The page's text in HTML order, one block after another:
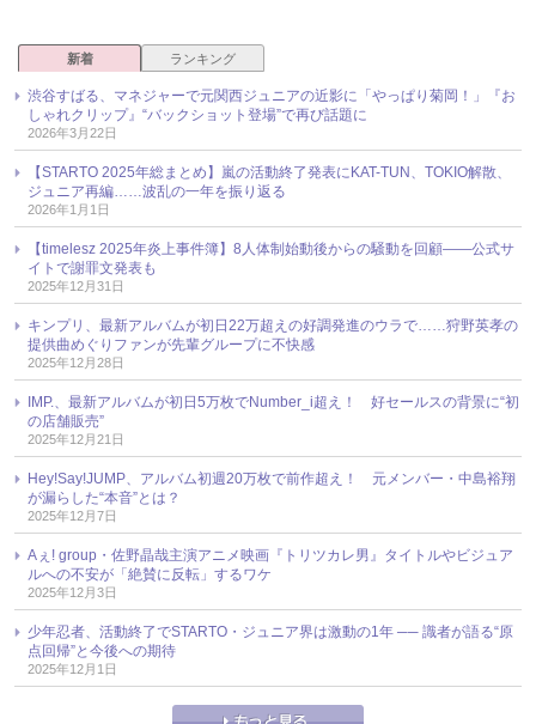
新着 ランキング
渋谷すばる、マネジャーで元関西ジュニアの近影に「やっぱり菊岡！」『お
しゃれクリップ』“バックショット登場”で再び話題に
2026年3月22日
【STARTO 2025年総まとめ】嵐の活動終了発表にKAT-TUN、TOKIO解散、
ジュニア再編……波乱の一年を振り返る
2026年1月1日
【timelesz 2025年炎上事件簿】8人体制始動後からの騒動を回顧――公式サ
イトで謝罪文発表も
2025年12月31日
キンプリ、最新アルバムが初日22万超えの好調発進のウラで……狩野英孝の
提供曲めぐりファンが先輩グループに不快感
2025年12月28日
IMP.、最新アルバムが初日5万枚でNumber_i超え！ 好セールスの背景に“初
の店舗販売”
2025年12月21日
Hey!Say!JUMP、アルバム初週20万枚で前作超え！ 元メンバー・中島裕翔
が漏らした“本音”とは？
2025年12月7日
Aぇ! group・佐野晶哉主演アニメ映画『トリツカレ男』タイトルやビジュア
ルへの不安が「絶賛に反転」するワケ
2025年12月3日
少年忍者、活動終了でSTARTO・ジュニア界は激動の1年 ── 識者が語る“原
点回帰”と今後への期待
2025年12月1日